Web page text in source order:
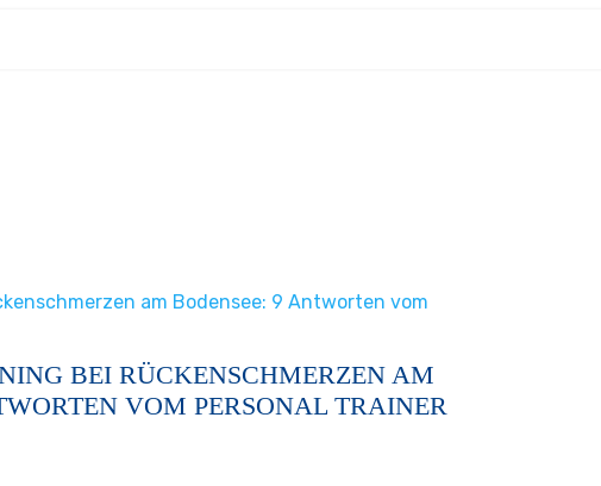
am Bodensee: 9 Antworten vom
BEI RÜCKENSCHMERZEN AM
VOM PERSONAL TRAINER